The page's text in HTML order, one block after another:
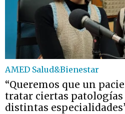
AMED Salud&Bienestar
“Queremos que un
tratar ciertas patologías
distintas